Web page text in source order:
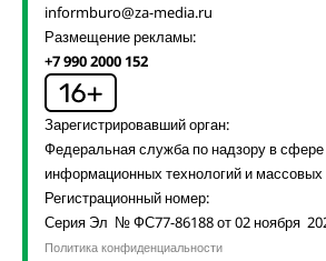
informburo@za-media.ru
Размещение рекламы:
+7 990 2000 152
Зарегистрировавший орган:
Федеральная служба по надзору в сфере
информационных технологий и
Регистрационный номер:
Серия Эл № ФС77-86188 от 02 ноября
Политика конфиденциальности